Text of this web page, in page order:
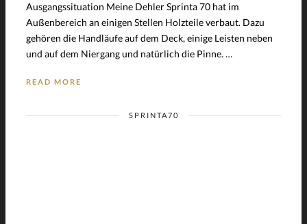
Ausgangssituation Meine Dehler Sprinta 70 hat im
Außenbereich an einigen Stellen Holzteile verbaut. Dazu
gehören die Handläufe auf dem Deck, einige Leisten neben
und auf dem Niergang und natürlich die Pinne. …
READ MORE
SPRINTA70